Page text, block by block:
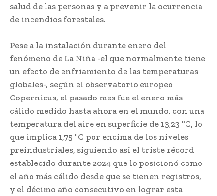
salud de las personas y a prevenir la ocurrencia
de incendios forestales.
Pese a la instalación durante enero del
fenómeno de La Niña -el que normalmente tiene
un efecto de enfriamiento de las temperaturas
globales-, según el observatorio europeo
Copernicus, el pasado mes fue el enero más
cálido medido hasta ahora en el mundo, con una
temperatura del aire en superficie de 13,23 ºC, lo
que implica 1,75 ºC por encima de los niveles
preindustriales, siguiendo así el triste récord
establecido durante 2024 que lo posicionó como
el año más cálido desde que se tienen registros,
y el décimo año consecutivo en lograr esta